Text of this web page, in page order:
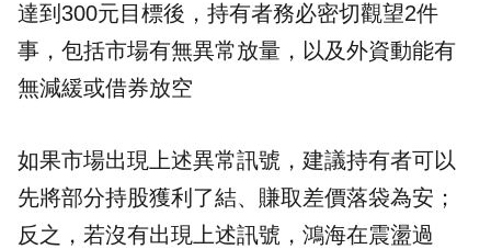
達到300元目標後，持有者務必密切觀望2件
事，包括市場有無異常放量，以及外資動能有
無減緩或借券放空
如果市場出現上述異常訊號，建議持有者可以
先將部分持股獲利了結、賺取差價落袋為安；
反之，若沒有出現上述訊號，鴻海在震盪過